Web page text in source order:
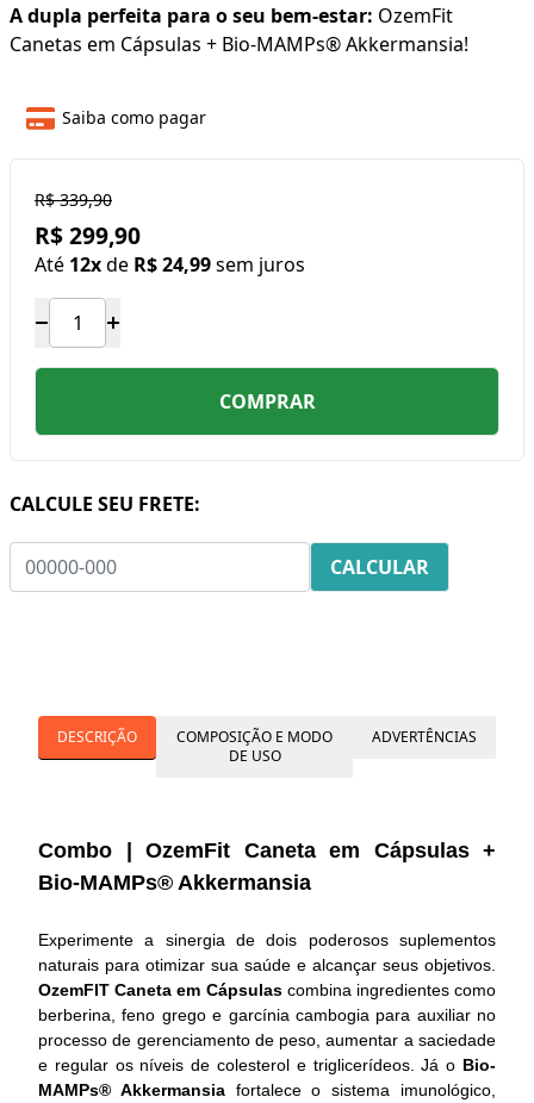
A dupla perfeita para o seu bem-estar: OzemFit
Canetas em Cápsulas + Bio-MAMPs® Akkermansia!
Saiba como pagar
R$ 339,90
R$ 299,90
Até 12xde R$ 24,99sem juros
COMPRAR
CALCULE SEU FRETE:
ADVERTÊNCIAS
COMPOSIÇÃO E MODO
DE USO
DESCRIÇÃO
Combo | OzemFit Caneta em Cápsulas +
Bio-MAMPs® Akkermansia
Experimente a sinergia de dois poderosos suplementos
naturais para otimizar sua saúde e alcançar seus objetivos.
OzemFIT Caneta em Cápsulascombina ingredientes como
berberina, feno grego e garcínia cambogia para auxiliar no
processo de gerenciamento de peso, aumentar a saciedade
e regular os níveis de colesterol e triglicerídeos. Já o Bio-
MAMPs® Akkermansiafortalece o sistema imunológico,